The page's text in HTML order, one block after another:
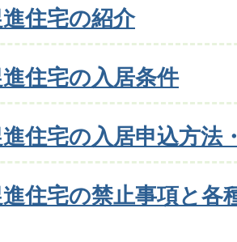
住宅の紹介
住宅の入居条件
住宅の入居申込方法
住宅の禁止事項と各